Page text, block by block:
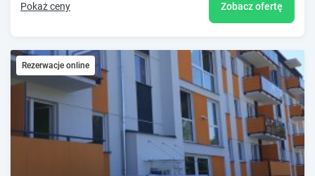
Pokaż ceny Zobacz ofertę
Rezerwacje online